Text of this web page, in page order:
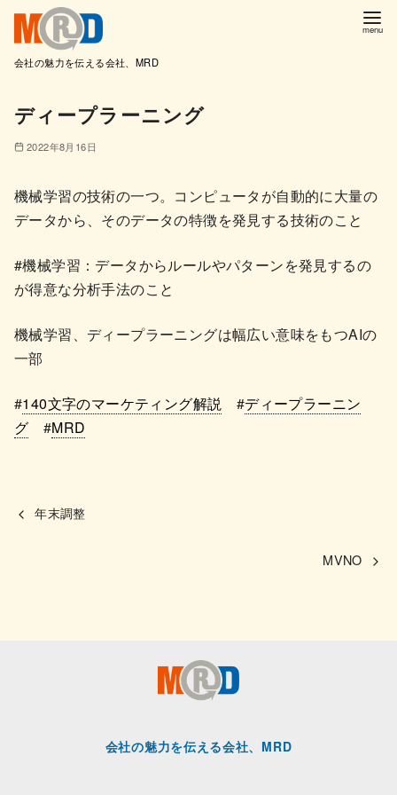
会社の魅力を伝える会社、MRD
ディープラーニング
2022年8月16日
機械学習の技術の一つ。コンピュータが自動的に大量の
データから、そのデータの特徴を発見する技術のこと
#機械学習：データからルールやパターンを発見するの
が得意な分析手法のこと
機械学習、ディープラーニングは幅広い意味をもつAIの
一部
#140文字のマーケティング解説 #ディープラーニン
グ #MRD
年末調整
MVNO
会社の魅力を伝える会社、MRD